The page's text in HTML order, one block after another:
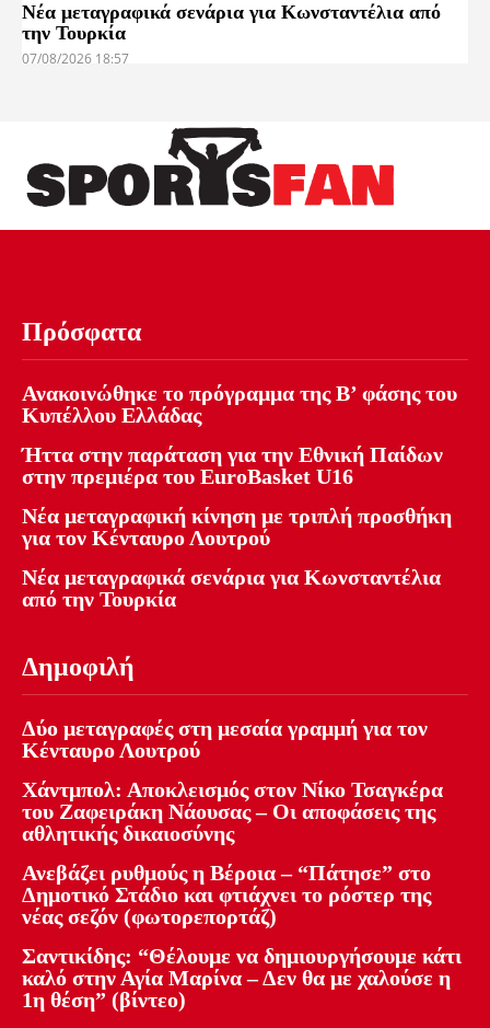
Νέα μεταγραφικά σενάρια για Κωνσταντέλια από
την Τουρκία
07/08/2026 18:57
Πρόσφατα
Ανακοινώθηκε το πρόγραμμα της Β’ φάσης του
Κυπέλλου Ελλάδας
Ήττα στην παράταση για την Εθνική Παίδων
στην πρεμιέρα του EuroBasket U16
Νέα μεταγραφική κίνηση με τριπλή προσθήκη
για τον Κένταυρο Λουτρού
Νέα μεταγραφικά σενάρια για Κωνσταντέλια
από την Τουρκία
Δημοφιλή
Δύο μεταγραφές στη μεσαία γραμμή για τον
Κένταυρο Λουτρού
Χάντμπολ: Αποκλεισμός στον Νίκο Τσαγκέρα
του Ζαφειράκη Νάουσας – Οι αποφάσεις της
αθλητικής δικαιοσύνης
Ανεβάζει ρυθμούς η Βέροια – “Πάτησε” στο
Δημοτικό Στάδιο και φτιάχνει το ρόστερ της
νέας σεζόν (φωτορεπορτάζ)
Σαντικίδης: “Θέλουμε να δημιουργήσουμε κάτι
καλό στην Αγία Μαρίνα – Δεν θα με χαλούσε η
1η θέση” (βίντεο)